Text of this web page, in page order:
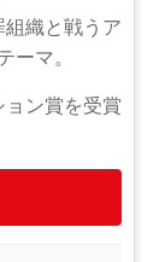
織と戦うア
ーマ。
ン賞を受賞